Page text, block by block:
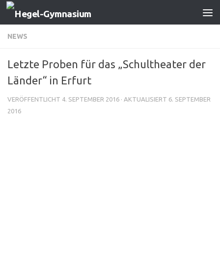
Zum Inhalt springen
NEWS
Letzte Proben für das „Schultheater der
Länder“ in Erfurt
VERÖFFENTLICHT 4. SEPTEMBER 2016 · AKTUALISIERT 6. SEPTEMBER
2016